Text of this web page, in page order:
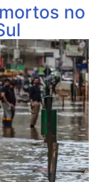
no